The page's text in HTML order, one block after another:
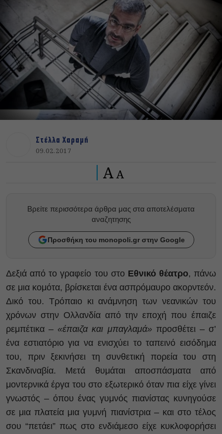
Στέλλα Χαραμή
09.02.2017
A A
Βρείτε περισσότερα άρθρα μας στα αποτελέσματα
αναζητησης
Προσθήκη του monopoli.gr στην Google
Δεξιά από το γραφείο του στο Εθνικό θέατρο, πάνω
σε μια κομότα, βρίσκεται ένα ασπρόμαυρο ακορντεόν.
Δικό του. Τρόπαιο κι ανάμνηση των νεανικών του
χρόνων στην Ολλανδία από την εποχή που έπαιζε
ρεμπέτικα – «έπαιζα και μπαγλαμά» προσθέτει – σ’
ένα εστιατόριο για να ενισχύει το ταπεινό εισόδημα
του, πριν ξεκινήσει τη συνθετική πορεία του στη
Σκανδιναβία. Μετά θυμάται αποσπάσματα από
μοντερνικά έργα του στο εξωτερικό όταν πια είχε γίνει
γνωστός – όπου ένας γυμνός πιανίστας κυνηγούσε
σε μια πλατεία μια γυμνή πιανίστρια – και στο τέλος
σου “πετάει” πως στο ενδιάμεσο είχε κυκλοφορήσει